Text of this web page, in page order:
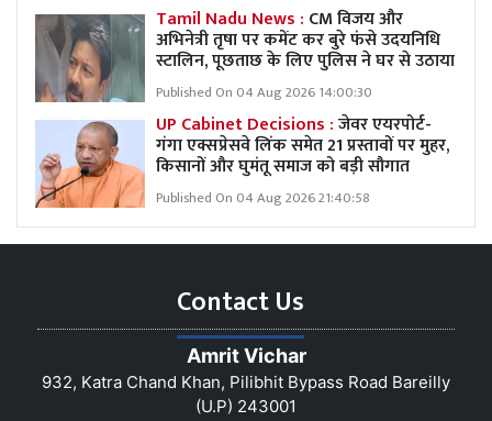
Tamil Nadu News : CM विजय और
अभिनेत्री तृषा पर कमेंट कर बुरे फंसे उदयनिधि
स्टालिन, पूछताछ के लिए पुलिस ने घर से उठाया
Published On 04 Aug 2026 14:00:30
UP Cabinet Decisions :जेवर एयरपोर्ट-
गंगा एक्सप्रेसवे लिंक समेत 21 प्रस्तावों पर मुहर,
किसानों और घुमंतू समाज को बड़ी सौगात
Published On 04 Aug 2026 21:40:58
Contact Us
Amrit Vichar
932, Katra Chand Khan, Pilibhit Bypass Road Bareilly
(U.P) 243001